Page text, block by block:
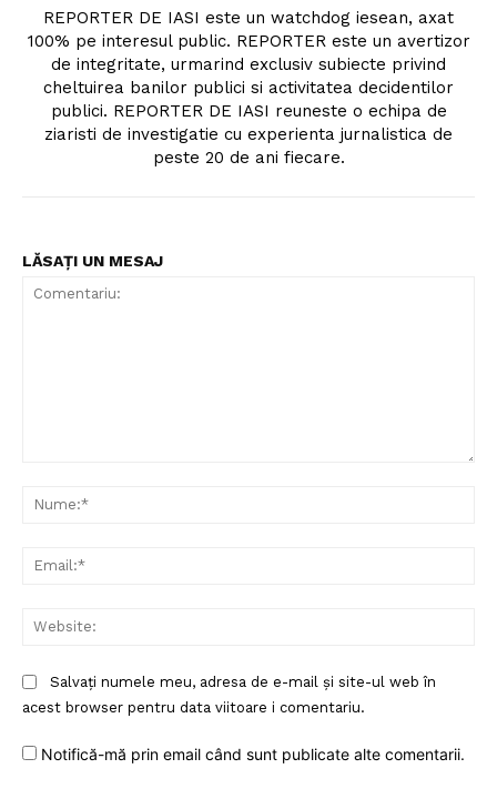
PRESShub
REPORTER DE IASI este un watchdog iesean, axat
100% pe interesul public. REPORTER este un avertizor
de integritate, urmarind exclusiv subiecte privind
cheltuirea banilor publici si activitatea decidentilor
publici. REPORTER DE IASI reuneste o echipa de
ziaristi de investigatie cu experienta jurnalistica de
peste 20 de ani fiecare.
LĂSAȚI UN MESAJ
Salvați numele meu, adresa de e-mail și site-ul web în
acest browser pentru data viitoare i comentariu.
Notifică-mă prin email când sunt publicate alte comentarii.